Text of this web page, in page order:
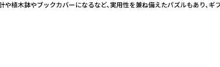
植木鉢やブックカバーになるなど、実用性を兼ね備えたパズルもあり、ギ